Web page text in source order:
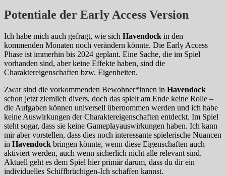
Potentiale der Early Access Version
Ich habe mich auch gefragt, wie sich Havendock in den
kommenden Monaten noch verändern könnte. Die Early Access
Phase ist immerhin bis 2024 geplant. Eine Sache, die im Spiel
vorhanden sind, aber keine Effekte haben, sind die
Charaktereigenschaften bzw. Eigenheiten.
Zwar sind die vorkommenden Bewohner*innen in Havendock
schon jetzt ziemlich divers, doch das spielt am Ende keine Rolle –
die Aufgaben können universell übernommen werden und ich habe
keine Auswirkungen der Charaktereigenschaften entdeckt. Im Spiel
steht sogar, dass sie keine Gameplayauswirkungen haben. Ich kann
mir aber vorstellen, dass dies noch interessante spielerische Nuancen
in Havendock bringen könnte, wenn diese Eigenschaften auch
aktiviert werden, auch wenn sicherlich nicht alle relevant sind.
Aktuell geht es dem Spiel hier primär darum, dass du dir ein
individuelles Schiffbrüchigen-Ich schaffen kannst.